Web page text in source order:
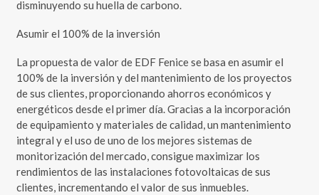
disminuyendo su huella de carbono.
Asumir el 100% de la inversión
La propuesta de valor de EDF Fenice se basa en asumir el
100% de la inversión y del mantenimiento de los proyectos
de sus clientes, proporcionando ahorros económicos y
energéticos desde el primer día. Gracias a la incorporación
de equipamiento y materiales de calidad, un mantenimiento
integral y el uso de uno de los mejores sistemas de
monitorización del mercado, consigue maximizar los
rendimientos de las instalaciones fotovoltaicas de sus
clientes, incrementando el valor de sus inmuebles.